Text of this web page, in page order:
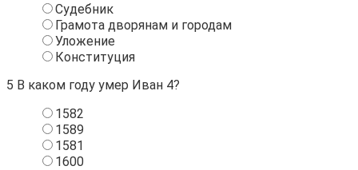
Судебник
Грамота дворянам и городам
Уложение
Конституция
5 В каком году умер Иван 4?
1582
1589
1581
1600